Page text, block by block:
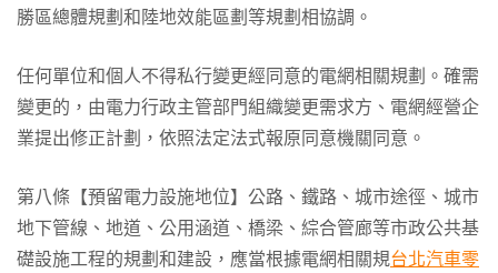
勝區總體規劃和陸地效能區劃等規劃相協調。
任何單位和個人不得私行變更經同意的電網相關規劃。確需
變更的，由電力行政主管部門組織變更需求方、電網經營企
業提出修正計劃，依照法定法式報原同意機關同意。
第八條【預留電力設施地位】公路、鐵路、城市途徑、城市
地下管線、地道、公用涵道、橋梁、綜合管廊等市政公共基
礎設施工程的規劃和建設，應當根據電網相關規台北汽車零